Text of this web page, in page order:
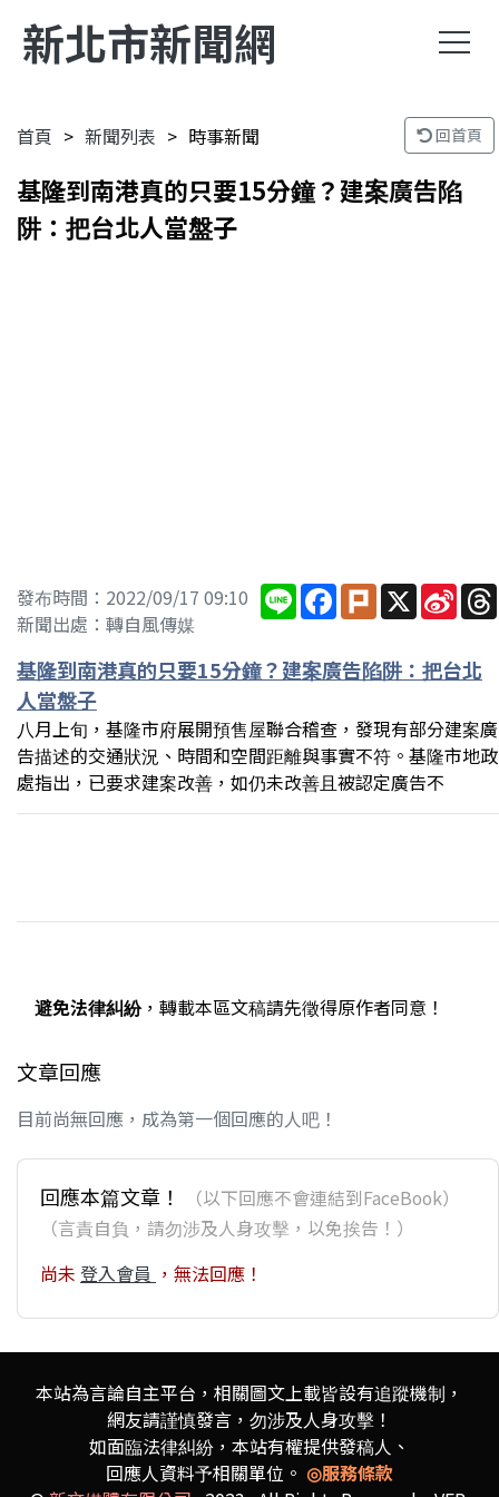
新北市新聞網
首頁 新聞列表 時事新聞 回首頁
基隆到南港真的只要15分鐘？建案廣告陷
阱：把台北人當盤子
發布時間：2022/09/17 09:10
新聞出處：轉自風傳媒
Line Facebook
PlurkX Sina
基隆到南港真的只要15分鐘？建案廣告陷阱：把台北
人當盤子
八月上旬，基隆市府展開預售屋聯合稽查，發現有部分建案廣
告描述的交通狀況、時間和空間距離與事實不符。基隆市地政
處指出，已要求建案改善，如仍未改善且被認定廣告不
避免法律糾紛，轉載本區文稿請先徵得原作者同意！
文章回應
目前尚無回應，成為第一個回應的人吧！
回應本篇文章！
（以下回應不會連結到FaceBook）
（言責自負，請勿涉及人身攻擊，以免挨告！）
尚未 登入會員 ，無法回應！
本站為言論自主平台，相關圖文上載皆設有追蹤機制，
網友請謹慎發言，勿涉及人身攻擊！
如面臨法律糾紛，本站有權提供發稿人、
回應人資料予相關單位。 ◎服務條款